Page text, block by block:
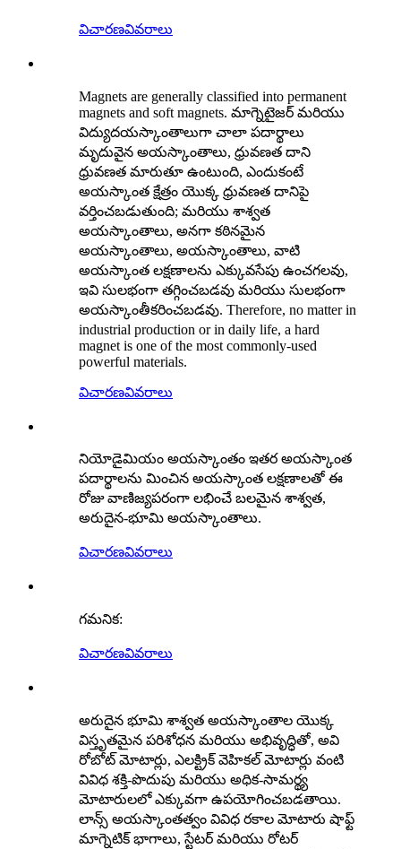
విచారణవివరాలు
Magnets are generally classified into permanent
magnets and soft magnets. మాగ్నెటైజర్ మరియు
విద్యుదయస్కాంతాలుగా చాలా పదార్థాలు
మృదువైన అయస్కాంతాలు, ధ్రువణత దాని
ధ్రువణత మారుతూ ఉంటుంది, ఎందుకంటే
అయస్కాంత క్షేత్రం యొక్క ధ్రువణత దానిపై
వర్తించబడుతుంది; మరియు శాశ్వత
అయస్కాంతాలు, అనగా కఠినమైన
అయస్కాంతాలు, అయస్కాంతాలు, వాటి
అయస్కాంత లక్షణాలను ఎక్కువసేపు ఉంచగలవు,
ఇవి సులభంగా తగ్గించబడవు మరియు సులభంగా
అయస్కాంతీకరించబడవు. Therefore, no matter in
industrial production or in daily life, a hard
magnet is one of the most commonly-used
powerful materials.
విచారణవివరాలు
నియోడైమియం అయస్కాంతం ఇతర అయస్కాంత
పదార్థాలను మించిన అయస్కాంత లక్షణాలతో ఈ
రోజు వాణిజ్యపరంగా లభించే బలమైన శాశ్వత,
అరుదైన-భూమి అయస్కాంతాలు.
విచారణవివరాలు
గమనిక:
విచారణవివరాలు
అరుదైన భూమి శాశ్వత అయస్కాంతాల యొక్క
విస్తృతమైన పరిశోధన మరియు అభివృద్ధితో, అవి
రోబోట్ మోటార్లు, ఎలక్ట్రిక్ వెహికల్ మోటార్లు వంటి
వివిధ శక్తి-పొదుపు మరియు అధిక-సామర్థ్య
మోటారులలో ఎక్కువగా ఉపయోగించబడతాయి.
లాన్స్ అయస్కాంతత్వం వివిధ రకాల మోటారు షాఫ్ట్
మాగ్నెటిక్ భాగాలు, స్టేటర్ మరియు రోటర్